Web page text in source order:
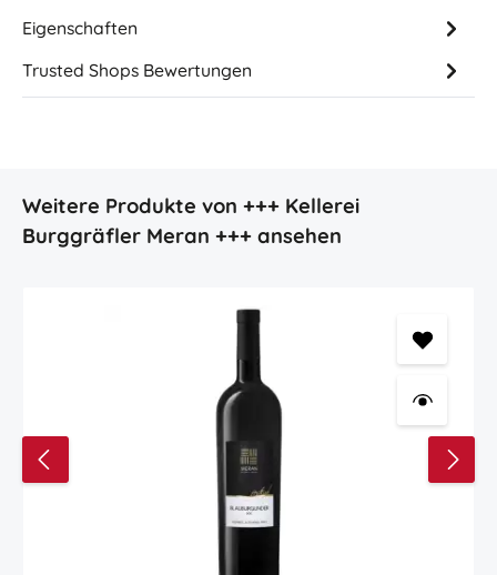
Eigenschaften
Trusted Shops Bewertungen
Produktgalerie überspringen
Weitere Produkte von +++ Kellerei
Burggräfler Meran +++ ansehen